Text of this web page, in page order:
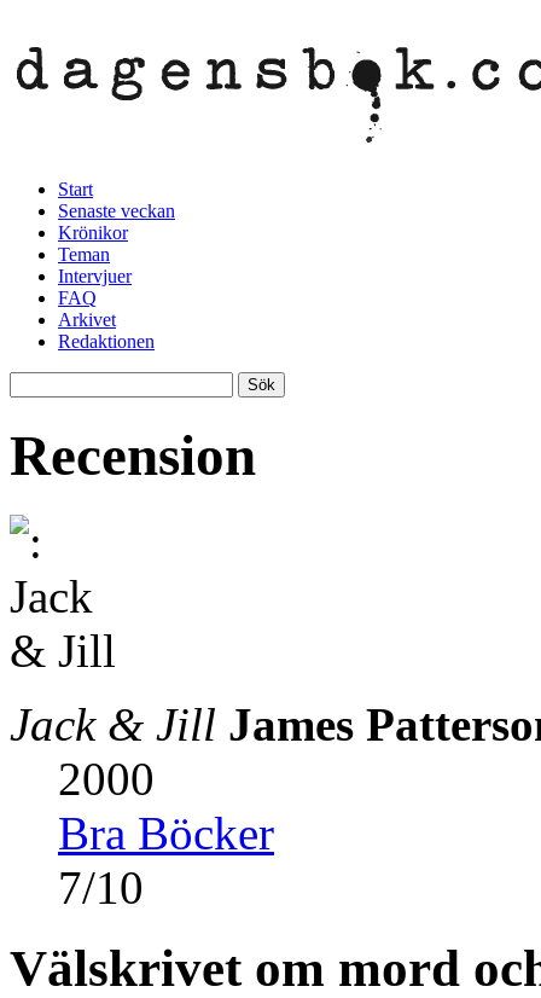
Start
Senaste veckan
Krönikor
Teman
Intervjuer
FAQ
Arkivet
Redaktionen
Recension
Jack & Jill James
2000
Bra Böcker
7/10
Välskrivet om mord